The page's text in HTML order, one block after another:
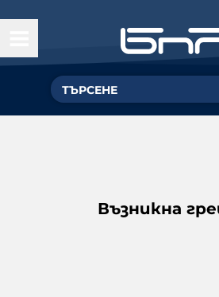
Възникна